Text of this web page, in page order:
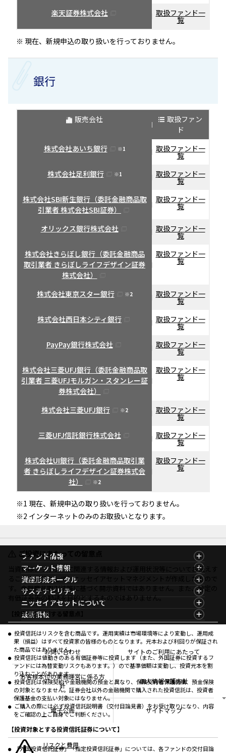
楽天証券株式会社 取扱ファンド一
覧
※ 現在、新規申込の取り扱いを行っておりません。
銀行
販売会社
取扱ファン
ド
株式会社あいち銀行
※1 取扱ファンド一
覧
株式会社足利銀行
※1 取扱ファンド一
覧
株式会社SBI新生銀行（委託金融商品取
引業者 株式会社SBI証券）
取扱ファンド一
覧
オリックス銀行株式会社 取扱ファンド一
覧
株式会社きらぼし銀行（委託金融商品
取引業者 きらぼしライフデザイン証券
株式会社）
取扱ファンド一
覧
株式会社東京スター銀行 ※2 取扱ファンド一
覧
株式会社西日本シティ銀行
取扱ファンド一
覧
PayPay銀行株式会社
取扱ファンド一
覧
株式会社三菱UFJ銀行（委託金融商品取
引業者 三菱UFJモルガン・スタンレー証
券株式会社）
取扱ファンド一
覧
株式会社三菱UFJ銀行 ※2 取扱ファンド一
覧
三菱UFJ信託銀行株式会社
取扱ファンド一
覧
株式会社UI銀行（委託金融商品取引業
者 きらぼしライフデザイン証券株式会
社）
※2
取扱ファンド一
覧
※1 現在、新規申込の取り扱いを行っておりません。
※2 インターネットのみのお取扱いとなります。
ご投資にあたっての留意点
当資料は、ファンドに関連する情報および運用状況等についてお伝えす
ることを目的として、ニッセイアセットマネジメントが作成したもので
す。金融商品取引法等に基づく開示資料ではありません。また、特定の
有価証券等の勧誘を目的とするものではありません。
【投資信託に関する留意点】
投資信託はリスクを含む商品です。運用実績は市場環境等により変動し、運用成
果（損益）はすべて投資家の皆様のものとなります。元本および利回りが保証され
た商品ではありません。
投資信託は値動きのある有価証券等に投資します（また、外国証券に投資するフ
ァンドには為替変動リスクもあります。）ので基準価額は変動し、投資元本を割
り込むことがあります。
投資信託は保険契約や金融機関の預金と異なり、保険契約者保護機構、預金保険
の対象となりません。証券会社以外の金融機関で購入された投資信託は、投資者
保護基金の支払い対象にはなりません。
ご購入の際には必ず投資信託説明書（交付目論見書）をお受け取りになり、内容
をご確認の上ご自身でご判断ください。
【投資対象とする投資信託証券について】
「外国投資信託証券」「指定投資信託証券」については、各ファンドの交付目論
ファンド情報
ファンド情報TOP
基準価額一覧
ファンド検索
ファンド比較
決算カレンダー
海外休日カレンダー
投資信託新商品のご案内
投資信託償還商品のご案内
ちょこっと3分！ファンドシアター
有価証券届出書の効力の発生の有無について
こだわりのインデックスファンド 購入・換金手数料
なしシリーズ
確定拠出年金について
マーケット情報
マーケット情報TOP
マーケット指数
マーケットレポート
コラム
ファンドレポート
資産形成ポータル
資産形成ポータルTOP
資産形成サービス
Nダイレクト
Goal Navi
資産形成サポート
NAMシティ
お問い合わせ
よくあるご質問
投資の教室
サステナビリティ
サステナビリティTOP
サステナビリティ経営
サステナブル投資
ニッセイアセットについて
ニッセイアセットについてTOP
会社情報
プレスリリース
受賞歴
方針・その他開示情報
採用情報
公式キャラクターのご紹介
最新情報
マーケットニュース
商品ニュース
おしらせ
メディアお問い合わせ サイトのご利用にあたって
お客様本位の業務運営に係る方
針
個人情報保護方針
電子公告 サイトマップ
リスクと費用